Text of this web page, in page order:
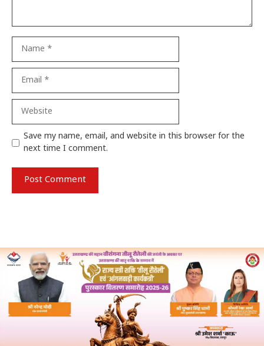
Website
Save my name, email, and website in this browser for the
next time I comment.